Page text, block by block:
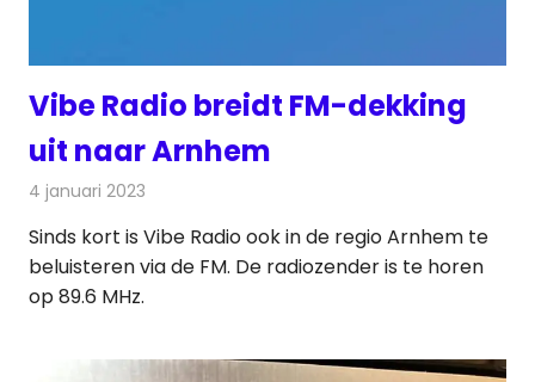
Vibe Radio breidt FM-dekking
uit naar Arnhem
4 januari 2023
Sinds kort is Vibe Radio ook in de regio Arnhem te
beluisteren via de FM. De radiozender is te horen
op 89.6 MHz.